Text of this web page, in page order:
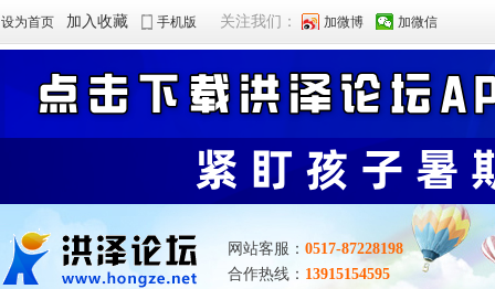
设为首页 加入收藏 手机版 关注我们： 加微博 加微信
网站客服： 0517-87228198
合作热线： 13915154595